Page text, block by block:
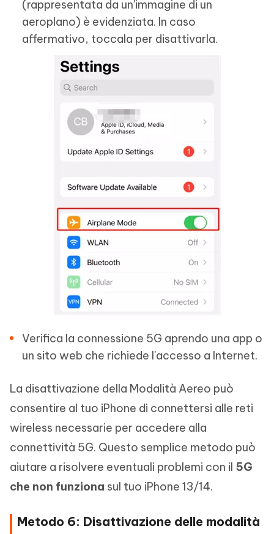
(rappresentata da un'immagine di un
aeroplano) è evidenziata. In caso
affermativo, toccala per disattivarla.
Verifica la connessione 5G aprendo una app o
un sito web che richiede l'accesso a Internet.
La disattivazione della Modalità Aereo può
consentire al tuo iPhone di connettersi alle reti
wireless necessarie per accedere alla
connettività 5G. Questo semplice metodo può
aiutare a risolvere eventuali problemi con il 5G
che non funziona sul tuo iPhone 13/14.
Metodo 6: Disattivazione delle modalità